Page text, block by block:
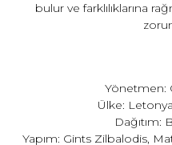
bulur ve farklılıklarına
Yönetmen:
Ülke:
Dağıtım:
Yapım: Gints Zilbalodis,